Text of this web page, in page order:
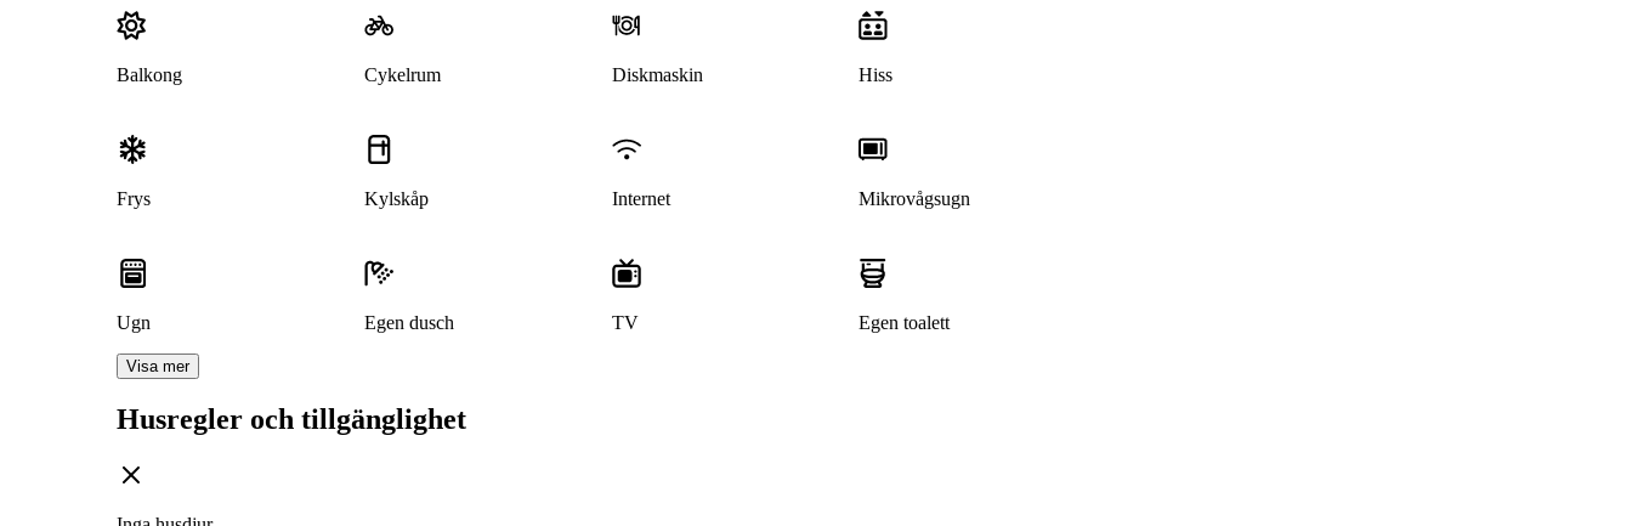
Balkong Cykelrum Diskmaskin Hiss
Frys Kylskåp Internet Mikrovågsugn
Ugn Egen dusch TV Egen toalett
Visa mer
Husregler och tillgänglighet